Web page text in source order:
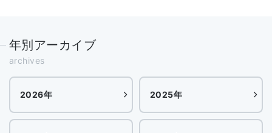
年別アーカイブ
archives
2026年 2025年